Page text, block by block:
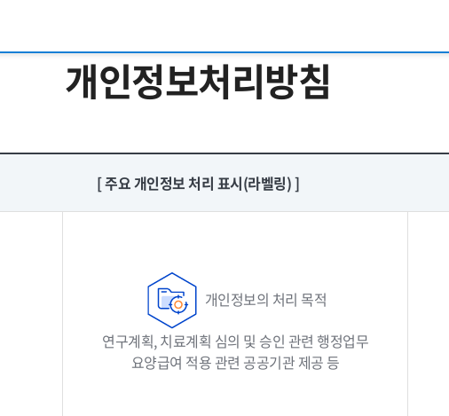
개인정보처리방침
[ 주요 개인정보 처리 표시(라벨링) ]
개인정보의 처리 목적
연구계획, 치료계획 심의 및 승인 관련 행정업무
요양급여 적용 관련 공공기관 제공 등